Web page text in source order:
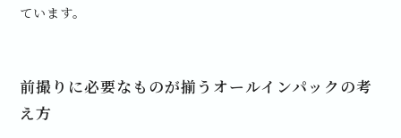
ています。
前撮りに必要なものが揃うオールインパックの考
え方